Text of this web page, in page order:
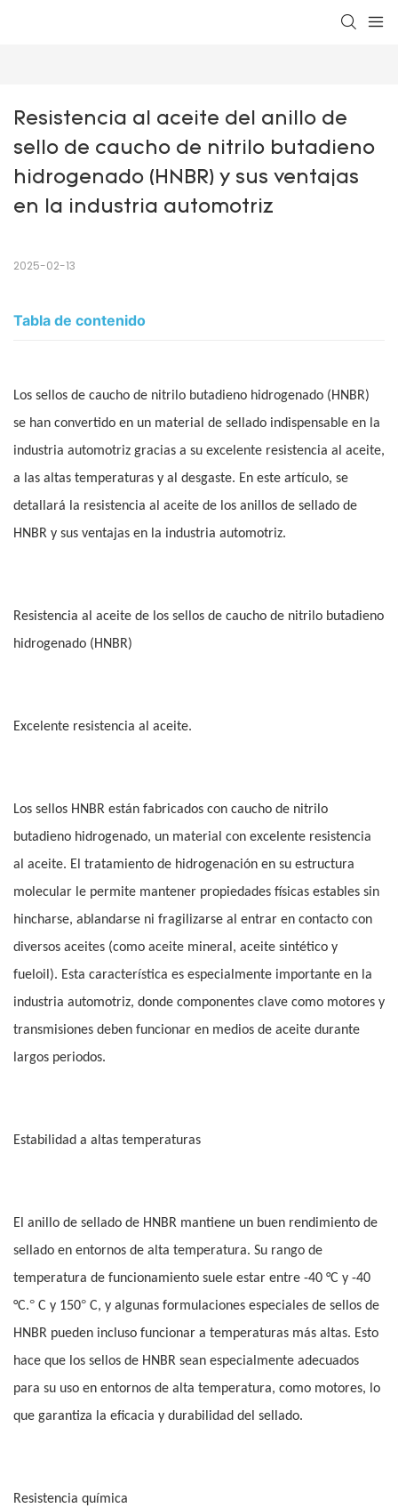
Resistencia al aceite del anillo de
sello de caucho de nitrilo butadieno
hidrogenado (HNBR) y sus ventajas
en la industria automotriz
2025-02-13
Tabla de contenido
Los sellos de caucho de nitrilo butadieno hidrogenado (HNBR)
se han convertido en un material de sellado indispensable en la
industria automotriz gracias a su excelente resistencia al aceite,
a las altas temperaturas y al desgaste. En este artículo, se
detallará la resistencia al aceite de los anillos de sellado de
HNBR y sus ventajas en la industria automotriz.
Resistencia al aceite de los sellos de caucho de nitrilo butadieno
hidrogenado (HNBR)
Excelente resistencia al aceite.
Los sellos HNBR están fabricados con caucho de nitrilo
butadieno hidrogenado, un material con excelente resistencia
al aceite. El tratamiento de hidrogenación en su estructura
molecular le permite mantener propiedades físicas estables sin
hincharse, ablandarse ni fragilizarse al entrar en contacto con
diversos aceites (como aceite mineral, aceite sintético y
fueloil). Esta característica es especialmente importante en la
industria automotriz, donde componentes clave como motores y
transmisiones deben funcionar en medios de aceite durante
largos periodos.
Estabilidad a altas temperaturas
El anillo de sellado de HNBR mantiene un buen rendimiento de
sellado en entornos de alta temperatura. Su rango de
temperatura de funcionamiento suele estar entre -40 °C y -40
°C.° C y 150° C, y algunas formulaciones especiales de sellos de
HNBR pueden incluso funcionar a temperaturas más altas. Esto
hace que los sellos de HNBR sean especialmente adecuados
para su uso en entornos de alta temperatura, como motores, lo
que garantiza la eficacia y durabilidad del sellado.
Resistencia química